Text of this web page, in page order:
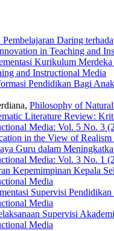
Pembelajaran Daring
in Teaching and
Kurikulum
and Instructional Media
Pendidikan Bagi
Philosophy of
Literature Review:
Media: Vol. 5 No. 3
in the View of
Guru dalam
Media: Vol. 3 No. 1
Kepemimpinan Kepala
Media
Supervisi
Media
Supervisi
Media